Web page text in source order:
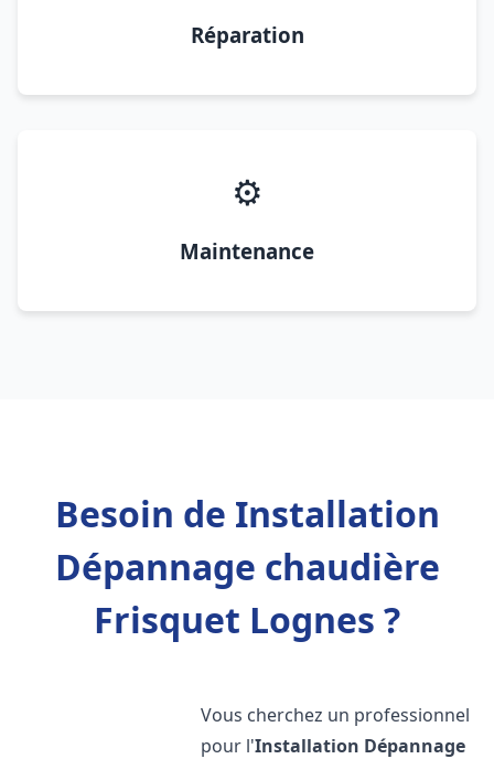
Réparation
⚙️
Maintenance
Besoin de Installation
Dépannage chaudière
Frisquet Lognes ?
Vous cherchez un professionnel
pour l'Installation Dépannage